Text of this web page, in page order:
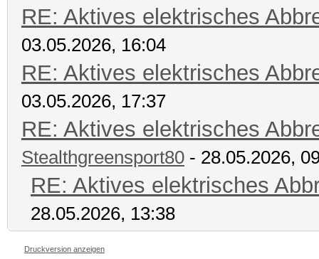
RE: Aktives elektrisches
03.05.2026, 16:04
RE: Aktives elektrisches
03.05.2026, 17:37
RE: Aktives elektrisches
Stealthgreensport80 - 28.05.2026,
RE: Aktives elektrisches
28.05.2026, 13:38
Druckversion anzeigen